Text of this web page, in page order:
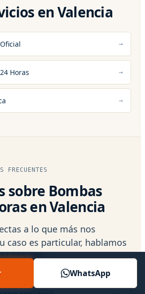
en Valencia
Horas
FRECUENTES
sobre Bombas
en Valencia
a lo que más nos
caso es particular, hablamos
155 985.
WhatsApp